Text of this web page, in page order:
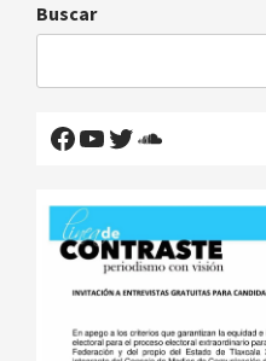
Buscar
Facebook
YouTube
Twitter
SoundCloud